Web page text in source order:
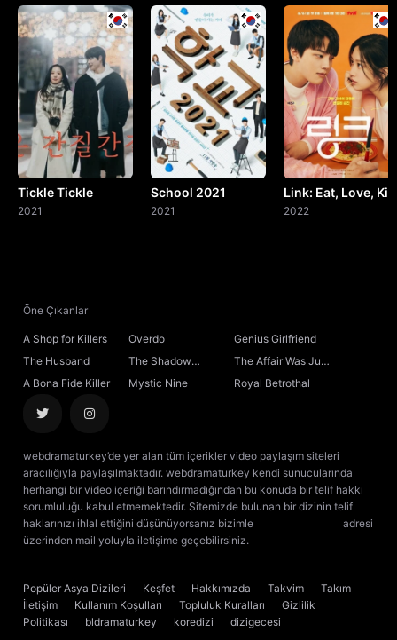
16. Bölüm
17. Bölüm
18. Bölüm
19. Bölüm
20. Bölüm
23. Bölüm
24. Bölüm
Tickle Tickle
2021
School 2021
2021
Link: Eat, Love, Kill
2022
Öne Çıkanlar
A Shop for Killers Overdo
Genius Girlfriend
The Husband
The Shadow
Sovereign
The Affair Was Just
the Beginning
A Bona Fide Killer Mystic Nine Royal Betrothal
webdramaturkey’de yer alan tüm içerikler video paylaşım siteleri
aracılığıyla paylaşılmaktadır. webdramaturkey kendi sunucularında
herhangi bir video içeriği barındırmadığından bu konuda bir telif hakkı
sorumluluğu kabul etmemektedir. Sitemizde bulunan bir dizinin telif
haklarınızı ihlal ettiğini düşünüyorsanız bizimle
adresi
üzerinden mail yoluyla iletişime geçebilirsiniz.
Popüler Asya Dizileri Keşfet Hakkımızda Takvim
Takım
İletişim
Kullanım Koşulları Topluluk Kuralları
Gizlilik
Politikası
bldramaturkey koredizi
dizigecesi